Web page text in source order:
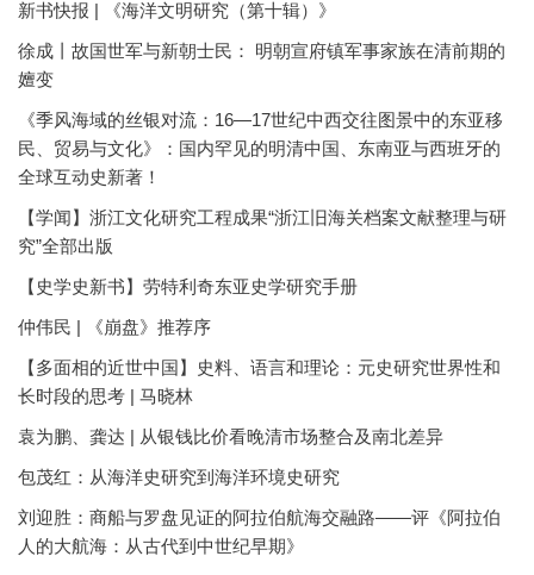
新书快报 | 《海洋文明研究（第十辑）》
徐成丨故国世军与新朝士民： 明朝宣府镇军事家族在清前期的
嬗变
《季风海域的丝银对流：16—17世纪中西交往图景中的东亚移
民、贸易与文化》：国内罕见的明清中国、东南亚与西班牙的
全球互动史新著！
【学闻】浙江文化研究工程成果“浙江旧海关档案文献整理与研
究”全部出版
【史学史新书】劳特利奇东亚史学研究手册
仲伟民 | 《崩盘》推荐序
【多面相的近世中国】史料、语言和理论：元史研究世界性和
长时段的思考 | 马晓林
袁为鹏、龚达 | 从银钱比价看晚清市场整合及南北差异
包茂红：从海洋史研究到海洋环境史研究
刘迎胜：商船与罗盘见证的阿拉伯航海交融路——评《阿拉伯
人的大航海：从古代到中世纪早期》